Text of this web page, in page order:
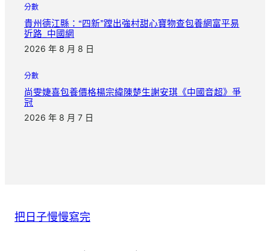
分數
貴州德江縣：“四新”蹚出強村甜心寶物查包養網富平易
近路_中國網
2026 年 8 月 8 日
分數
尚雯婕喜包養價格楊宗緯陳楚生謝安琪《中國音超》爭
冠
2026 年 8 月 7 日
把日子慢慢寫完